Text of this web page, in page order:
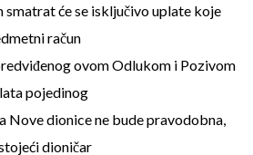
će se isključivo uplate koje
račun
ovom Odlukom i Pozivom
pojedinog
Nove dionice ne bude pravodobna,
dioničar